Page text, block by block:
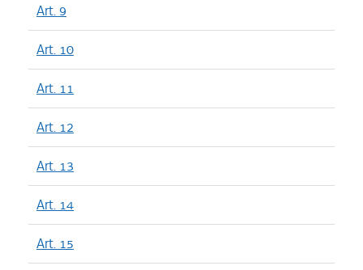
Art. 9
Art. 10
Art. 11
Art. 12
Art. 13
Art. 14
Art. 15